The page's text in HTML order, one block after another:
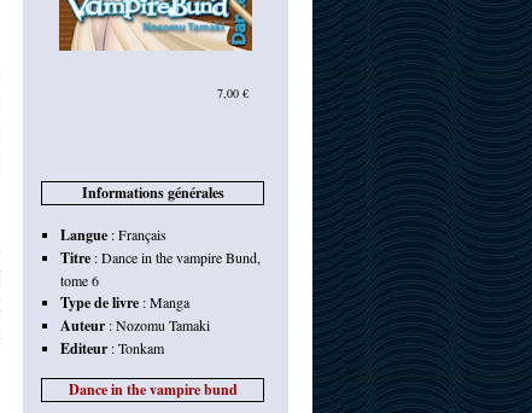
7,00 €
Informations générales
Langue:Français
Titre:Dance in the vampire Bund,
tome 6
Type de livre:Manga
Auteur:Nozomu Tamaki
Editeur:Tonkam
Dance in the vampire bund